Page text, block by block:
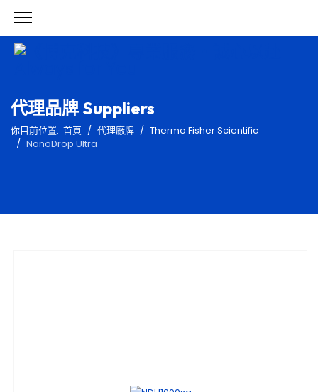
代理品牌 Suppliers
你目前位置: 首頁 代理廠牌
Thermo Fisher Scientific
NanoDrop Ultra